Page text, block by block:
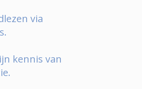
via
kennis van